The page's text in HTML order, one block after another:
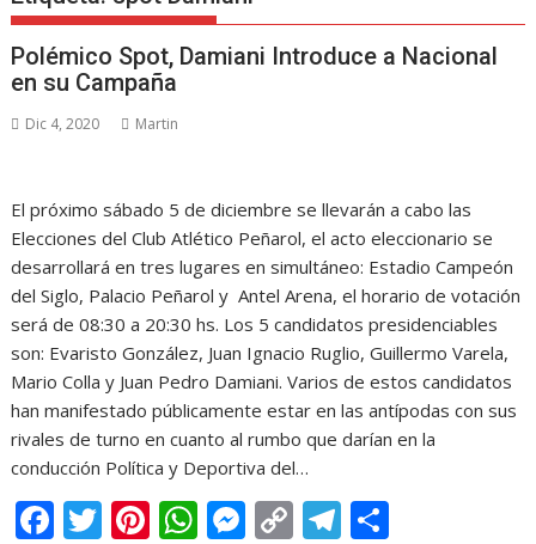
Polémico Spot, Damiani Introduce a Nacional
en su Campaña
Dic 4, 2020 Martin
El próximo sábado 5 de diciembre se llevarán a cabo las
Elecciones del Club Atlético Peñarol, el acto eleccionario se
desarrollará en tres lugares en simultáneo: Estadio Campeón
del Siglo, Palacio Peñarol y Antel Arena, el horario de votación
será de 08:30 a 20:30 hs. Los 5 candidatos presidenciables
son: Evaristo González, Juan Ignacio Ruglio, Guillermo Varela,
Mario Colla y Juan Pedro Damiani. Varios de estos candidatos
han manifestado públicamente estar en las antípodas con sus
rivales de turno en cuanto al rumbo que darían en la
conducción Política y Deportiva del…
F T Pi W M C T